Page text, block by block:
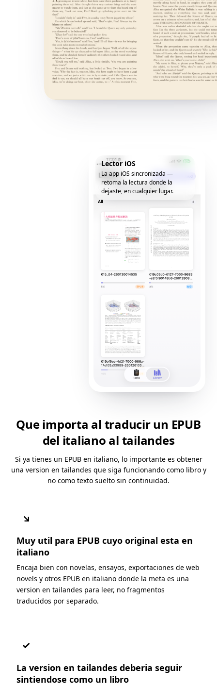
Lector iOS
La app iOS sincronizada —
retoma la lectura donde la
dejaste, en cualquier lugar.
Que importa al traducir un EPUB
del italiano al tailandes
Si ya tienes un EPUB en italiano, lo importante es obtener
una version en tailandes que siga funcionando como libro y
no como texto suelto sin continuidad.
↘
Muy util para EPUB cuyo original esta en
italiano
Encaja bien con novelas, ensayos, exportaciones de web
novels y otros EPUB en italiano donde la meta es una
version en tailandes para leer, no fragmentos
traducidos por separado.
✓
La version en tailandes deberia seguir
sintiendose como un libro